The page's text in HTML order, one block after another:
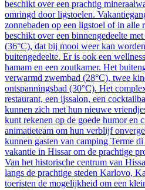
beschikt over een prachtig
omringd door ligstoelen.
zonnebaden op een ligstoel of in alle
beschikt over een binnengedeelte
(36°C), dat bij mooi weer kan
buitengedeelte. Er is ook een
hamam en een zoutkamer. Het
verwarmd zwembad (28°C), twee
ontspanningsbad (30°C). Het
restaurant, een ijssalon, een
kunnen zich met hun nieuwe
kunt rekenen op de goede humor en
animatieteam om hun verblijf
kunnen gasten van camping Terme
vakantie in Hissar om de prachtige
Van het historische centrum van
langs de prachtige steden Karlovo,
toeristen de mogelijkheid om een